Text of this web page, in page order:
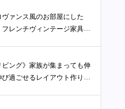
ヴァンス風のお部屋にした
フレンチヴィンテージ家具の
ビング》家族が集まっても伸
び過ごせるレイアウト作りの